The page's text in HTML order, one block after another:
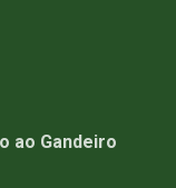
ao Gandeiro